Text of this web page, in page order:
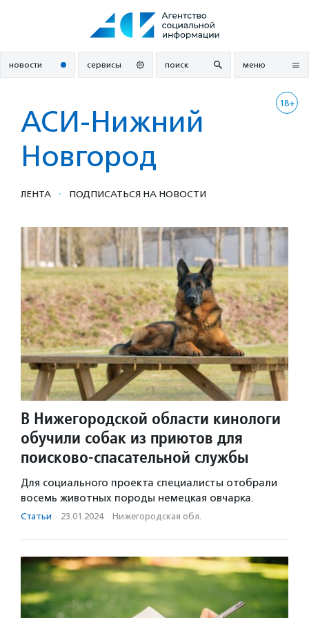
новости сервисы поиск меню
18+
АСИ-Нижний
Новгород
ЛЕНТА · ПОДПИСАТЬСЯ НА НОВОСТИ
В Нижегородской области кинологи
обучили собак из приютов для
поисково-спасательной службы
Для социального проекта специалисты отобрали
восемь животных породы немецкая овчарка.
Статьи · 23.01.2024 · Нижегородская обл.